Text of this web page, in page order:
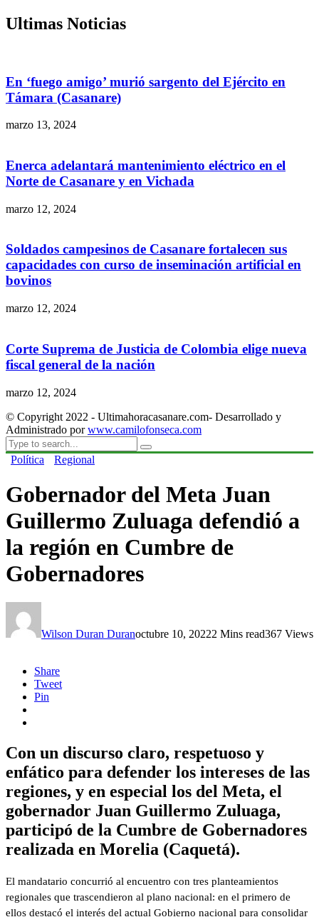
Ultimas Noticias
En ‘fuego amigo’ murió sargento del Ejército en
Támara (Casanare)
marzo 13, 2024
Enerca adelantará mantenimiento eléctrico en el
Norte de Casanare y en Vichada
marzo 12, 2024
Soldados campesinos de Casanare fortalecen sus
capacidades con curso de inseminación artificial en
bovinos
marzo 12, 2024
Corte Suprema de Justicia de Colombia elige nueva
fiscal general de la nación
marzo 12, 2024
© Copyright 2022 - Ultimahoracasanare.com- Desarrollado y
Administrado porwww.camilofonseca.com
Política Regional
Gobernador del Meta Juan
Guillermo Zuluaga defendió a
la región en Cumbre de
Gobernadores
Wilson Duran Duranoctubre 10, 20222 Mins read367 Views
Share
Tweet
Pin
Con un discurso claro, respetuoso y
enfático para defender los intereses de las
regiones, y en especial los del Meta, el
gobernador Juan Guillermo Zuluaga,
participó de la Cumbre de Gobernadores
realizada en Morelia (Caquetá).
El mandatario concurrió al encuentro con tres planteamientos
regionales que trascendieron al plano nacional: en el primero de
ellos destacó el interés del actual Gobierno nacional para consolidar